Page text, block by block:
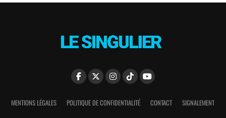
MENTIONS LÉGALES POLITIQUE DE CONFIDENTIALITÉ CONTACT SIGNALEMENT